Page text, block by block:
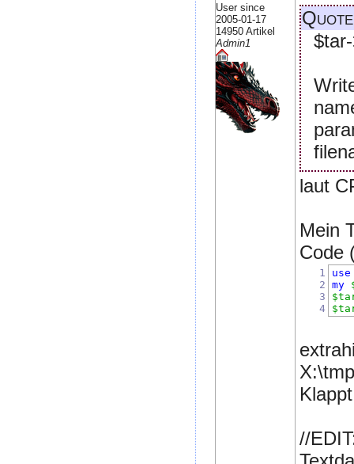
User since
2005-01-17
14950 Artikel
Admin1
Quote
laut
Mein
Code
1
2
3
4
use
my
//